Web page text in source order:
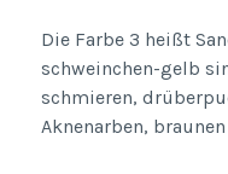
Die Farbe 3 heißt
schweinchen-gelb
schmieren,
Aknenarben,